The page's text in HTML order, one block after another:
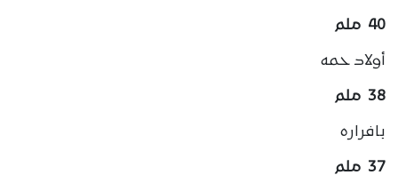
40 ملم
أولاد حمه
38 ملم
بافراره
37 ملم